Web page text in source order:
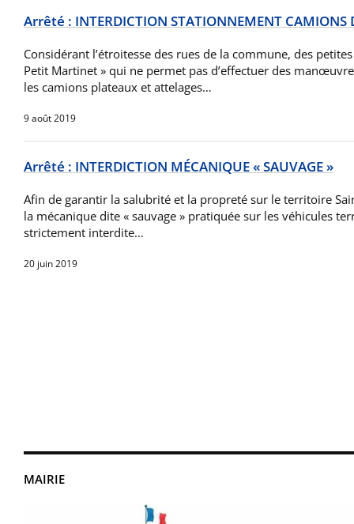
MAIRIE
Arrêté : INTERDICTION STATIONNEMENT CAMIONS
Considérant l’étroitesse des rues de la commune, des
Petit Martinet » qui ne permet pas d’effectuer des
les camions plateaux et attelages…
9 août 2019
Arrêté : INTERDICTION MÉCANIQUE « SAUVAGE »
Afin de garantir la salubrité et la propreté sur le territoire
la mécanique dite « sauvage » pratiquée sur les véhicules
strictement interdite…
20 juin 2019